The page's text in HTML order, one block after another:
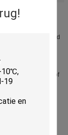
voedsel.
gecombineerd
een
gemengd,
order picking of